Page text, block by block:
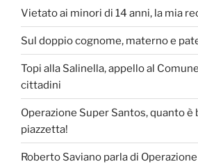
Vietato ai minori di 14 anni, la mia
Sul doppio cognome, materno e
Topi alla Salinella, appello al
cittadini
Operazione Super Santos, quanto è
piazzetta!
Roberto Saviano parla di